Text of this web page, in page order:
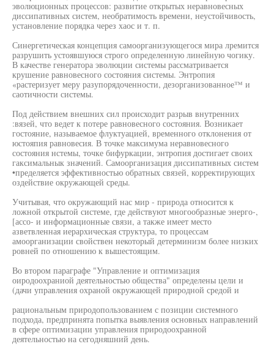
эволюционных процессов: развитие открытых неравновесных
диссипативных систем, необратимость времени, неустойчивость,
установление порядка через хаос и т. п.
Синергетическая концепция самоорганизующегося мира лремится
разрушить устоявшуюся строго определенную линейную чогику.
В качестве генератора эволюции системы рассматривается
крушение равновесного состояния системы. Энтропия
«растеризует меру разупорядоченности, дезорганизованное™ и
саотичности системы.
Под действием внешних сил происходит разрыв внутренних
:вязей, что ведет к потере равновесного состояния. Возникает
гостояние, называемое флуктуацией, временного отклонения от
юстояпия равновесия. В точке максимума неравновесного
состояния нстемы, точке бифуркации, энтропия достигает своих
гаксимальнык значений. Самоорганизация диссипативных систем
•пределяется эффективностью обратных связей, корректирующих
оздействие окружающей среды.
Учитывая, что окружающий нас мир - природа относится к
ложной открытой системе, где действуют многообразные энерго-,
[ассо- и информационные связи, а также имеет место
азветвленная иерархическая структура, то процессам
амоорганизации свойствен некоторый детерминизм более низких
ровней по отношению к вышестоящим.
Во втором параграфе "Управление и оптимизация
оиродоохраниой деятельностью общества" определены цели и
(дачи управления охраной окружающей природной средой и
рациональным природопользованием с позиции системного
подхода, предпринята попытка выявления основных направлений
в сфере оптимизации управления природоохранной
деятельностью на сегодняшний день.